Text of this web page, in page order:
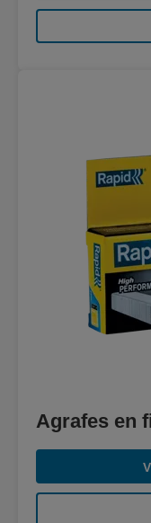
Agrafes en